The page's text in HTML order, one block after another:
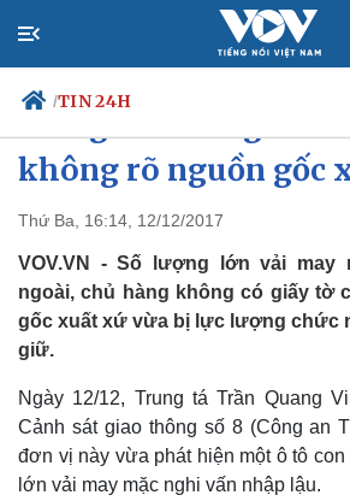
/TIN 24H
Chính trị
Đảng
Tổ chức nhân sự
Quốc hội
Nhận diện sự thật
Tin 24h
Dự báo
Giáo
Dấu
không rõ nguồn gốc
Thứ Ba, 16:14, 12/12/2017
VOV.VN - Số lượng lớn vải
ngoài, chủ hàng không có giấy tờ
gốc xuất xứ vừa bị lực lượng chức
giữ.
Ngày 12/12, Trung tá Trần Quang
Cảnh sát giao thông số 8 (Công an
đơn vị này vừa phát hiện một ô tô
lớn vải may mặc nghi vấn nhập lậu.